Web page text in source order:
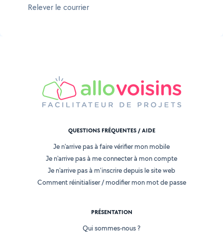
Relever le courrier
QUESTIONS FRÉQUENTES / AIDE
Je n'arrive pas à faire vérifier mon mobile
Je n'arrive pas à me connecter à mon compte
Je n'arrive pas à m'inscrire depuis le site web
Comment réinitialiser / modifier mon mot de passe
PRÉSENTATION
Qui sommes-nous ?